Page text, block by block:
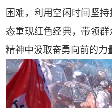
困难，利用空闲时间坚
态重现红色经典，带领
精神中汲取奋勇向前的力